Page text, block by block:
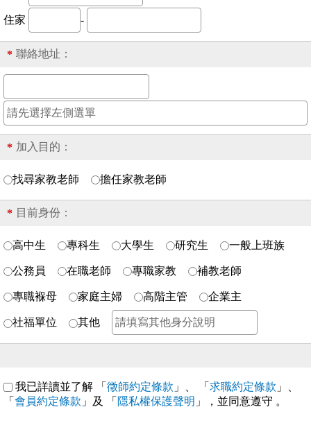
住家 -
* 聯絡地址：
* 加入目的：
找尋家教老師 擔任家教老師
* 目前身份：
高中生 專科生 大學生 研究生 一般上班族
公務員 在職老師 專職家教 補教老師
專職褓母 家庭主婦 高階主管 企業主
社福單位 其他
我已詳讀並了解 「 徵師約定條款 」、 「 求職約定條款 」、
「 會員約定條款 」及 「 隱私權保護聲明 」，並同意遵守 。